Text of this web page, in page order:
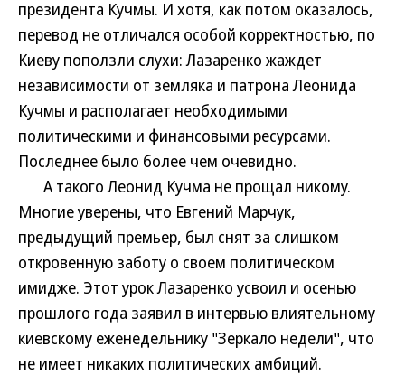
президента Кучмы. И хотя, как потом оказалось,
перевод не отличался особой корректностью, по
Киеву поползли слухи: Лазаренко жаждет
независимости от земляка и патрона Леонида
Кучмы и располагает необходимыми
политическими и финансовыми ресурсами.
Последнее было более чем очевидно.
А такого Леонид Кучма не прощал никому.
Многие уверены, что Евгений Марчук,
предыдущий премьер, был снят за слишком
откровенную заботу о своем политическом
имидже. Этот урок Лазаренко усвоил и осенью
прошлого года заявил в интервью влиятельному
киевскому еженедельнику "Зеркало недели", что
не имеет никаких политических амбиций.